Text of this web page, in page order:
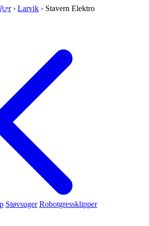
Støvsuger Robotgressklipper
› Larvik › Stavern Elektro